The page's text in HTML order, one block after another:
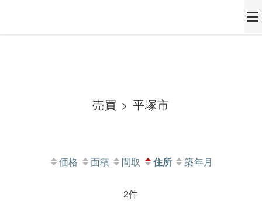
西東京市、小平市、多摩エリ
西東京市、小平市、多摩エリアの最新不動産ならトーキョーリビング株式会社
売買 > 平塚市
価格 面積 間取 住所 築年月
2件